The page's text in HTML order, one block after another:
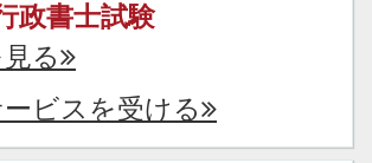
政書士試験
る
ビスを受ける